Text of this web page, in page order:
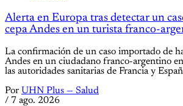
Alerta en Europa tras detectar un
cepa Andes en un turista franco-
La confirmación de un caso importado de
Andes en un ciudadano franco-argentino
las autoridades sanitarias de Francia y
Por UHN Plus — Salud
/ 7 ago. 2026